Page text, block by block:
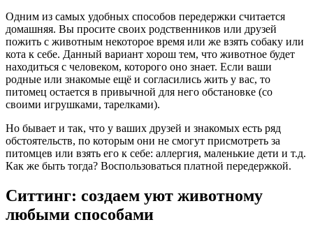
Одним из самых удобных способов передержки считается
домашняя. Вы просите своих родственников или друзей
пожить с животным некоторое время или же взять собаку или
кота к себе. Данный вариант хорош тем, что животное будет
находиться с человеком, которого оно знает. Если ваши
родные или знакомые ещё и согласились жить у вас, то
питомец остается в привычной для него обстановке (со
своими игрушками, тарелками).
Но бывает и так, что у ваших друзей и знакомых есть ряд
обстоятельств, по которым они не смогут присмотреть за
питомцев или взять его к себе: аллергия, маленькие дети и т.д.
Как же быть тогда? Воспользоваться платной передержкой.
Ситтинг: создаем уют животному
любыми способами